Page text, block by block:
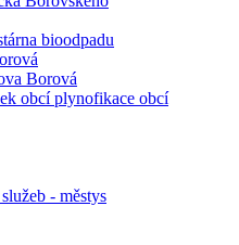
bioodpadu
Borová
obcí plynofikace obcí
- městys